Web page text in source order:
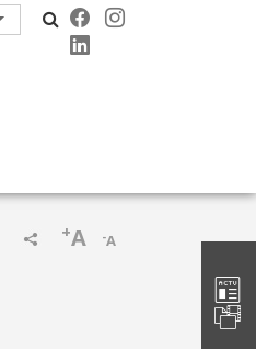
-A
+A